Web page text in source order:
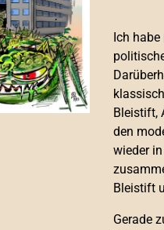
Ich
Bleistift,
den
wieder
Bleistift
Gerade